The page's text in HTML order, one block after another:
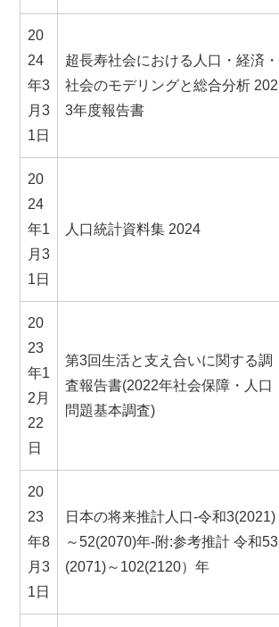
20
24
年3
月3
1日
超長寿社会における人口・経済・
社会のモデリングと総合分析 202
3年度報告書
20
24
年1
月3
1日
人口統計資料集 2024
20
23
年1
2月
22
日
第3回生活と支え合いに関する調
査報告書(2022年社会保障・人口
問題基本調査)
20
23
年8
月3
1日
日本の将来推計人口-令和3(2021)
～52(2070)年-附:参考推計 令和53
(2071)～102(2120）年